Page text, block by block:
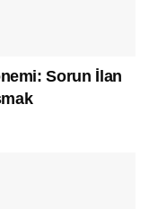
Sorun İlan